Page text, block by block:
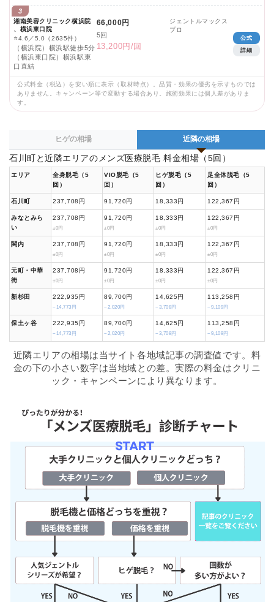
3
湘南美容クリニック横浜院
、横浜東口院
⭐4.6／5.0 （2635件）
（横浜院）横浜駅徒歩5分
（横浜東口院）横浜駅東
口直結
66,000円
5回
13,200円/回
ジェントルマックス
プロ
公式
詳細
公式料金（税込）を安い順に表示（取材時点）。品質・効果の優劣を示すものでは
ありません。キャンペーン等で変動する場合あり。施術効果には個人差がありま
す。
ヒゲの相場 近隣の相場
石川町と近隣エリアのメンズ医療脱毛 料金相場（5回）
エリア
全身脱毛（5
回）
VIO脱毛（5
回）
ヒゲ脱毛（5
回）
足全体脱毛（5
回）
石川町 237,708円 91,720円 18,333円 122,367円
みなとみら
い
237,708円
±0円
91,720円
±0円
18,333円
±0円
122,367円
±0円
関内 237,708円
±0円
91,720円
±0円
18,333円
±0円
122,367円
±0円
元町・中華
街
237,708円
±0円
91,720円
±0円
18,333円
±0円
122,367円
±0円
新杉田 222,935円
−14,773円
89,700円
−2,020円
14,625円
−3,708円
113,258円
−9,109円
保土ヶ谷 222,935円
−14,773円
89,700円
−2,020円
14,625円
−3,708円
113,258円
−9,109円
近隣エリアの相場は当サイト各地域記事の調査値です。料
金の下の小さい数字は当地域との差。実際の料金はクリニ
ック・キャンペーンにより異なります。